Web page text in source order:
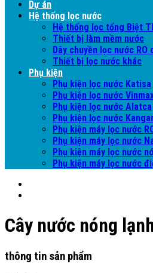
Dự án
Hệ thống lọc nước
Hệ thống lọc tổng Biệt
Thiết bị làm mềm nước
Dây chuyền lọc nước
Thiết bị lọc nước khác
Phụ kiện
Phụ kiện lọc nước Katisa
Phụ kiện lọc nước
Phụ kiện lọc nước Alatca
Phụ kiện lọc nước
Phụ kiện máy lọc nước
Phụ kiện máy lọc nước
Phụ kiện máy lọc nước
Phụ kiện máy lọc nước
Cây nước nóng
thông tin sản phẩm